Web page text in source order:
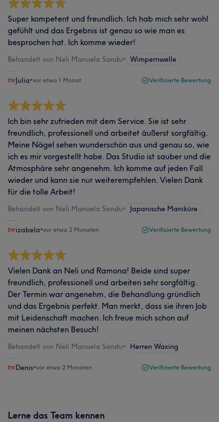
Super kompetent und freundlich. Ich hab mich sehr wohl
gefühlt und das Ergebnis ist genau so wie man es
besprochen hat. Ich komme wieder!
Behandelt von Neli Manuela Sandu• Wimpernwelle
Julia•vor etwa 1 Monat Verifizierte Bewertung
Ich bin sehr zufrieden mit dem Service. Sie ist sehr
freundlich, professionell und arbeitet äußerst sorgfältig.
Meine Nägel sehen wunderschön aus und genau so, wie
ich es mir vorgestellt habe. Das Studio ist sauber und die
Atmosphäre sehr angenehm. Ich komme auf jeden Fall
wieder und kann sie nur weiterempfehlen. Vielen Dank
für die tolle Arbeit!
Behandelt von Neli Manuela Sandu• Japanische Maniküre
izabela•vor etwa 2 Monaten Verifizierte Bewertung
Vielen Dank an Neli und Ramona! Beide sind super
freundlich, professionell und arbeiten sehr sorgfältig.
Der Termin war angenehm, die Behandlung gründlich
und das Ergebnis perfekt. Man merkt, dass sie ihren Job
mit Leidenschaft machen. Ich freue mich schon auf
meinen nächsten Besuch!
Behandelt von Neli Manuela Sandu• Herren Waxing
Denis•vor etwa 2 Monaten Verifizierte Bewertung
Lerne das Team kennen